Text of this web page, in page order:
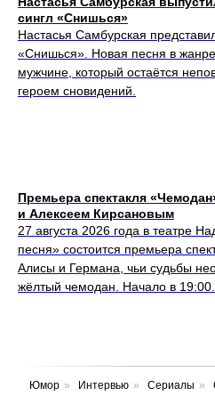
сингл «Снишься»
Настасья Самбурская
«Снишься». Новая песня в
мужчине, который остаётся
героем сновидений.
Премьера спектакля
и Алексеем Кирсановым
27 августа 2026 года в театре
песня» состоится премьера
Алисы и Германа, чьи судьбы
жёлтый чемодан. Начало в
Юмор » Интервью » Сериалы »